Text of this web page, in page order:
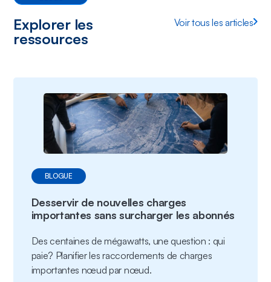
Explorer les
ressources
Voir tous les articles
BLOGUE
Desservir de nouvelles charges
importantes sans surcharger les abonnés
Des centaines de mégawatts, une question : qui
paie? Planifier les raccordements de charges
importantes nœud par nœud.